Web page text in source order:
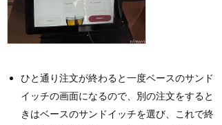
ひと通り注文が終わると一度ベースのサンド
イッチの画面になるので、別の注文をすると
きはベースのサンドイッチを選び、これで終